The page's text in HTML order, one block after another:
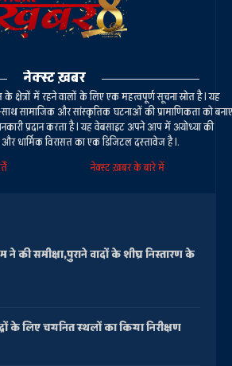
नेक्स्ट ख़बर
क्षेत्रों में रहने वालों के लिए एक महत्वपूर्ण सूचना स्रोत है। यह
सामाजिक और सांस्कृतिक घटनाओं की प्रामाणिकता को बनाए
प्रदान करता है। यह वेबसाइट अपने आप में अयोध्या की
धार्मिक विरासत का एक डिजिटल दस्तावेज है।.
नेक्स्ट ख़बर के बारे में
ने की समीक्षा,पुराने वादों के शीघ्र निस्तारण के
के लिए चयनित स्थलों का किया निरीक्षण